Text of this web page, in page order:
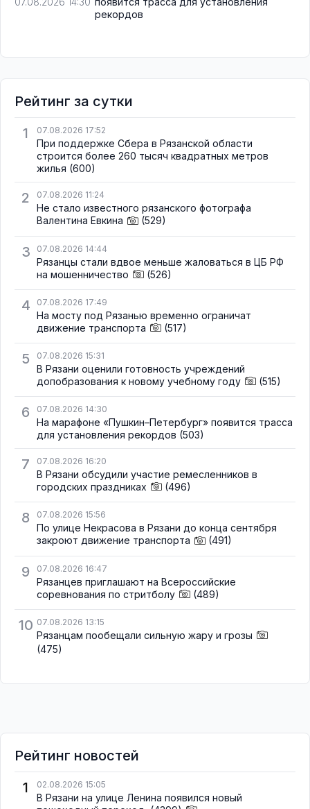
07.08.2026 14:30
рекордов
Рейтинг за сутки
1
07.08.2026 17:52
При поддержке Сбера в Рязанской области
строится более 260 тысяч квадратных метров
жилья (600)
2 07.08.2026 11:24
Не стало известного рязанского фотографа
Валентина Евкина
(529)
3 07.08.2026 14:44
Рязанцы стали вдвое меньше жаловаться в ЦБ РФ
на мошенничество
(526)
4 07.08.2026 17:49
На мосту под Рязанью временно ограничат
движение транспорта
(517)
5 07.08.2026 15:31
В Рязани оценили готовность учреждений
допобразования к новому учебному году
(515)
6 07.08.2026 14:30
На марафоне «Пушкин–Петербург» появится трасса
для установления рекордов (503)
7 07.08.2026 16:20
В Рязани обсудили участие ремесленников в
городских праздниках
(496)
8 07.08.2026 15:56
По улице Некрасова в Рязани до конца сентября
закроют движение транспорта
(491)
9 07.08.2026 16:47
Рязанцев приглашают на Всероссийские
соревнования по стритболу
(489)
10 07.08.2026 13:15
Рязанцам пообещали сильную жару и грозы
(475)
Рейтинг новостей
1
02.08.2026 15:05
В Рязани на улице Ленина появился новый